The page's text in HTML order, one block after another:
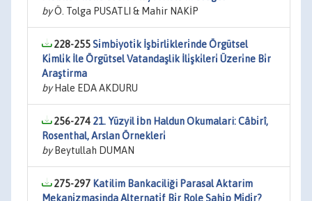
byÖ. Tolga PUSATLI & Mahir NAKİP
228-255Si̇mbi̇yoti̇k İşbi̇rli̇kleri̇nde Örgütsel
Ki̇mli̇k İle Örgütsel Vatandaşlik İli̇şki̇leri̇ Üzeri̇ne Bi̇r
Araştirma
byHale EDA AKDURU
256-274 21. Yüzyil İbn Haldun Okumalari: Câbi̇rî,
Rosenthal, Arslan Örnekleri̇
byBeytullah DUMAN
275-297 Katilim Bankaciliği Parasal Aktarim
Mekani̇zmasinda Alternati̇f Bi̇r Role Sahi̇p Mi̇di̇r?